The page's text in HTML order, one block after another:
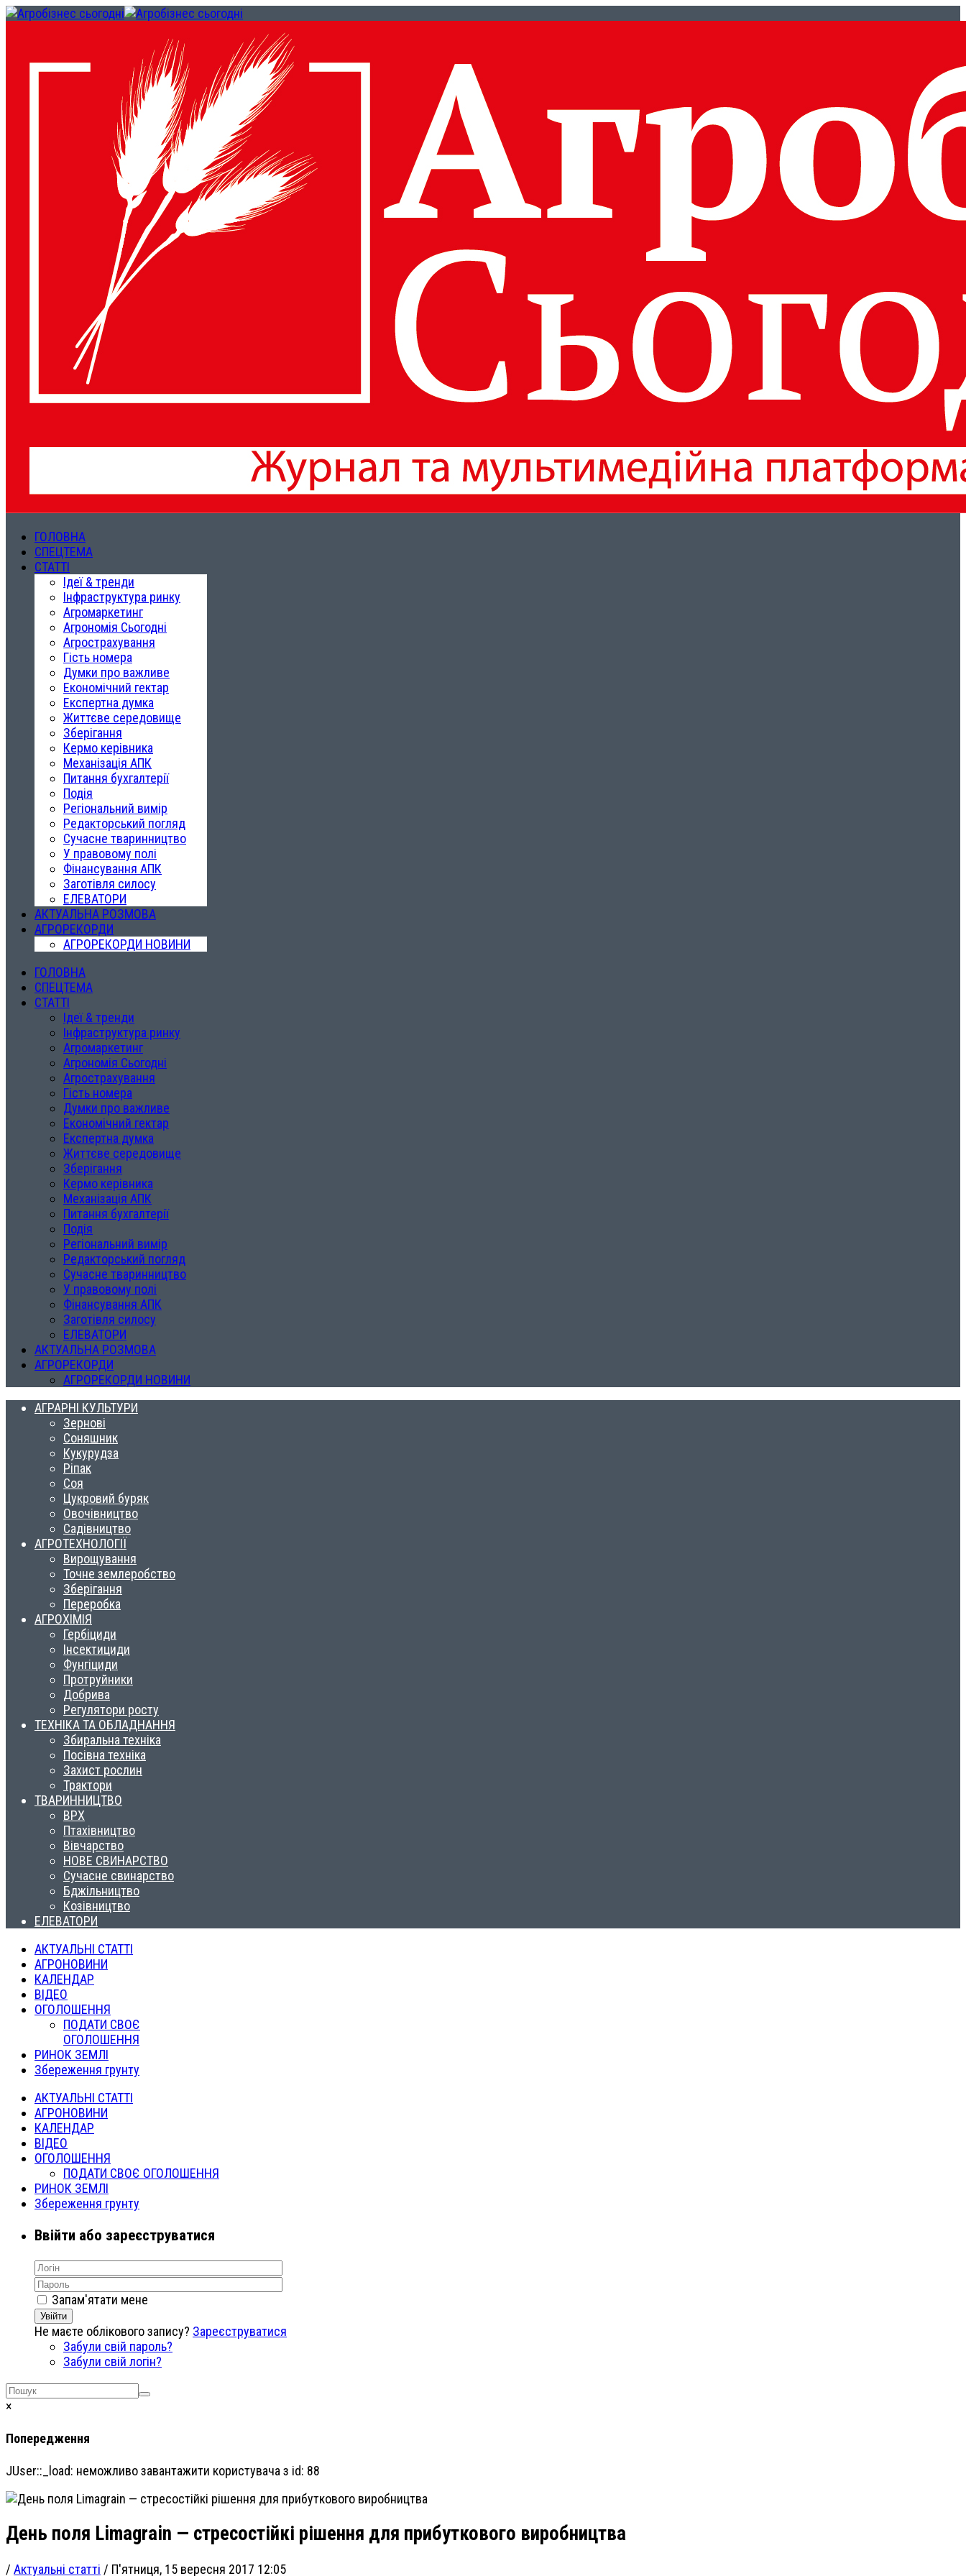
ГОЛОВНА
СПЕЦТЕМА
СТАТТІ
Ідеї & тренди
Інфраструктура ринку
Агромаркетинг
Агрономія Сьогодні
Агрострахування
Гість номера
Думки про важливе
Економічний гектар
Експертна думка
Життєве середовище
Зберігання
Кермо керівника
Механізація АПК
Питання бухгалтерії
Подія
Регіональний вимір
Редакторський погляд
Сучасне тваринництво
У правовому полі
Фінансування АПК
Заготівля силосу
ЕЛЕВАТОРИ
АКТУАЛЬНА РОЗМОВА
АГРОРЕКОРДИ
АГРОРЕКОРДИ НОВИНИ
ГОЛОВНА
СПЕЦТЕМА
СТАТТІ
Ідеї & тренди
Інфраструктура ринку
Агромаркетинг
Агрономія Сьогодні
Агрострахування
Гість номера
Думки про важливе
Економічний гектар
Експертна думка
Життєве середовище
Зберігання
Кермо керівника
Механізація АПК
Питання бухгалтерії
Подія
Регіональний вимір
Редакторський погляд
Сучасне тваринництво
У правовому полі
Фінансування АПК
Заготівля силосу
ЕЛЕВАТОРИ
АКТУАЛЬНА РОЗМОВА
АГРОРЕКОРДИ
АГРОРЕКОРДИ НОВИНИ
АГРАРНІ КУЛЬТУРИ
Зернові
Соняшник
Кукурудза
Ріпак
Соя
Цукровий буряк
Овочівництво
Садівництво
АГРОТЕХНОЛОГІЇ
Вирощування
Точне землеробство
Зберігання
Переробка
АГРОХІМІЯ
Гербіциди
Інсектициди
Фунгіциди
Протруйники
Добрива
Регулятори росту
ТЕХНІКА ТА ОБЛАДНАННЯ
Збиральна техніка
Посівна техніка
Захист рослин
Трактори
ТВАРИННИЦТВО
ВРХ
Птахівництво
Вівчарство
НОВЕ СВИНАРСТВО
Сучасне свинарство
Бджільництво
Козівництво
ЕЛЕВАТОРИ
АКТУАЛЬНІ СТАТТІ
АГРОНОВИНИ
КАЛЕНДАР
ВІДЕО
ОГОЛОШЕННЯ
ПОДАТИ СВОЄ
ОГОЛОШЕННЯ
РИНОК ЗЕМЛІ
Збереження грунту
АКТУАЛЬНІ СТАТТІ
АГРОНОВИНИ
КАЛЕНДАР
ВІДЕО
ОГОЛОШЕННЯ
ПОДАТИ СВОЄ ОГОЛОШЕННЯ
РИНОК ЗЕМЛІ
Збереження грунту
Ввійти або зареєструватися
Запам'ятати мене
Увійти
Не маєте облікового запису? Зареєструватися
Забули свій пароль?
Забули свій логін?
×
Попередження
JUser::_load: неможливо завантажити користувача з id: 88
День поля Limagrain — стресостійкі рішення для прибуткового виробництва
/ Актуальні статті / П'ятниця, 15 вересня 2017 12:05